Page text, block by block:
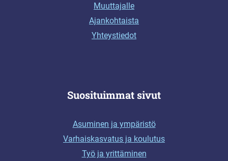
Muuttajalle
Ajankohtaista
Yhteystiedot
Suosituimmat sivut
Asuminen ja ympäristö
Varhaiskasvatus ja koulutus
Työ ja yrittäminen